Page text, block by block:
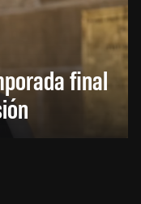
final